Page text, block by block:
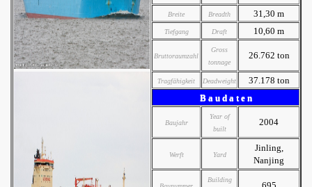
Breite Breadth 31,30 m
Tiefgang Draft 10,60 m
Bruttoraumzahl
Gross
tonnage
26.762 ton
Tragfähigkeit Deadweight
37.178 ton
B a u d a t e n
Baujahr
Year of
built
2004
Werft Yard
Jinling,
Nanjing
Building